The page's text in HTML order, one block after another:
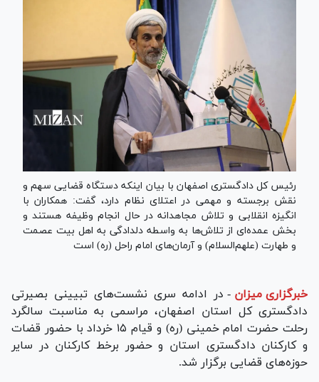
رئیس کل دادگستری اصفهان با بیان اینکه دستگاه قضایی سهم و
نقش برجسته و مهمی در اعتلای نظام دارد، گفت: همکاران با
انگیزه انقلابی و تلاش مجاهدانه در حال انجام وظیفه هستند و
بخش عمده‌ای از تلاش‌ها به واسطه دلدادگی به اهل بیت عصمت
و طهارت (علهم‌السلام) و آرمان‌های امام راحل (ره) است
خبرگزاری میزان - در ادامه سری نشست‌های تبیینی بصیرتی
دادگستری کل استان اصفهان، مراسمی به مناسبت سالگرد
رحلت حضرت امام خمینی (ره) و قیام ۱۵ خرداد با حضور قضات
و کارکنان دادگستری استان و حضور برخط کارکنان در سایر
حوزه‌های قضایی برگزار شد.